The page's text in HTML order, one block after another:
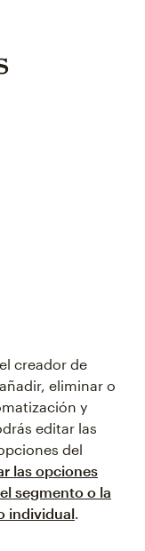
creador de
eliminar o
y
editar las
del
las opciones
segmento o la
individual.